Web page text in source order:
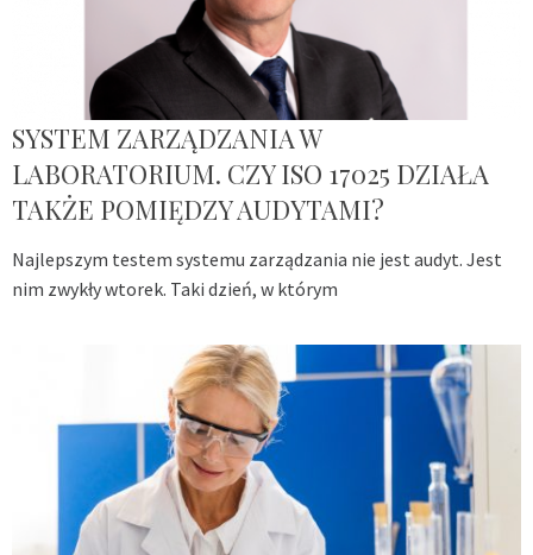
SYSTEM ZARZĄDZANIA W
LABORATORIUM. CZY ISO 17025 DZIAŁA
TAKŻE POMIĘDZY AUDYTAMI?
Najlepszym testem systemu zarządzania nie jest audyt. Jest
nim zwykły wtorek. Taki dzień, w którym